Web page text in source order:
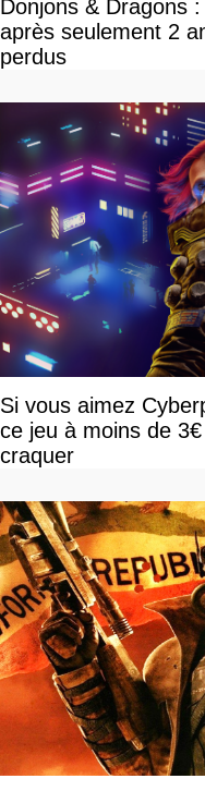
Donjons & Dragons
après seulement 2
perdus
Si vous aimez
ce jeu à moins de
craquer